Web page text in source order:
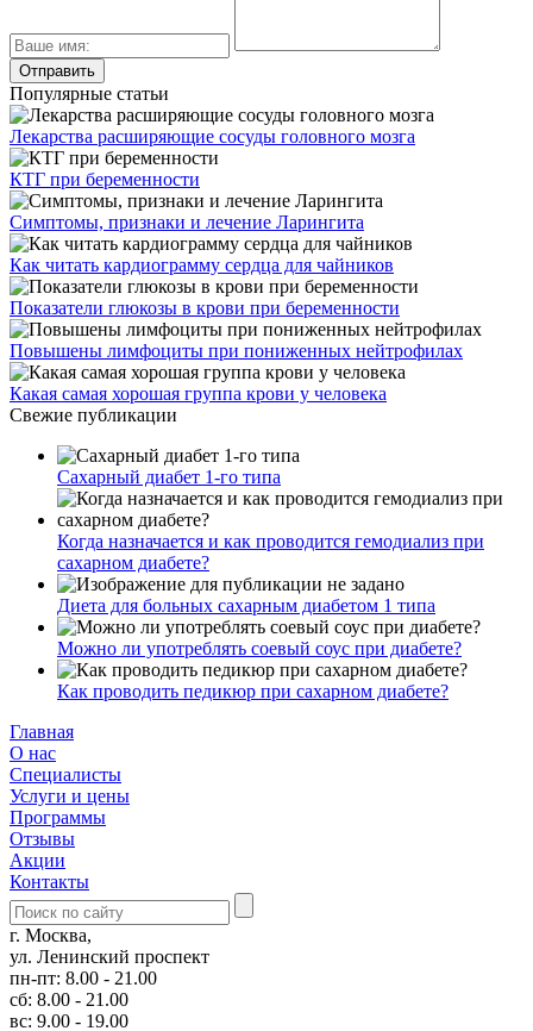
Популярные статьи
Лекарства расширяющие сосуды головного мозга
КТГ при беременности
Симптомы, признаки и лечение Ларингита
Как читать кардиограмму сердца для чайников
Показатели глюкозы в крови при беременности
Повышены лимфоциты при пониженных нейтрофилах
Какая самая хорошая группа крови у человека
Свежие публикации
Сахарный диабет 1-го типа
Когда назначается и как проводится гемодиализ при
сахарном диабете?
Диета для больных сахарным диабетом 1 типа
Можно ли употреблять соевый соус при диабете?
Как проводить педикюр при сахарном диабете?
Главная
О нас
Cпециалисты
Услуги и цены
Программы
Отзывы
Акции
Контакты
г. Москва,
ул. Ленинский проспект
пн-пт: 8.00 - 21.00
сб: 8.00 - 21.00
вс: 9.00 - 19.00